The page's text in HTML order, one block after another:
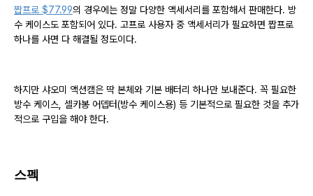
짭프로 $77.99의 경우에는 정말 다양한 액세서리를 포함해서 판매한다. 방
수 케이스도 포함되어 있다. 고프로 사용자 중 액세서리가 필요하면 짭프로
하나를 사면 다 해결될 정도이다.
하지만 샤오미 액션캠은 딱 본체와 기본 배터리 하나만 보내준다. 꼭 필요한
방수 케이스, 셀카봉 어뎁터(방수 케이스용) 등 기본적으로 필요한 것을 추가
적으로 구입을 해야 한다.
스펙